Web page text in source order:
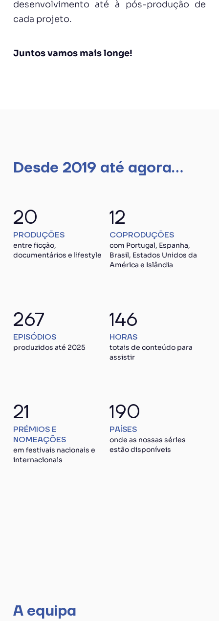
desenvolvimento até à pós-produção de
cada projeto.
Juntos vamos mais longe!
Desde 2019 até agora...
20
PRODUÇÕES
entre ficção,
documentários e lifestyle
12
COPRODUÇÕES
com Portugal, Espanha,
Brasil, Estados Unidos da
América e Islândia
267
EPISÓDIOS
produzidos até 2025
146
HORAS
totais de conteúdo para
assistir
21
PRÉMIOS E
NOMEAÇÕES
em festivais nacionais e
internacionais
190
PAÍSES
onde as nossas séries
estão disponíveis
A equipa